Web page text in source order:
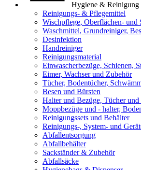
Hygiene & Reinigung
Reinigungs- & Pflegemittel
Wischpflege, Oberflächen- und
Waschmittel, Grundreiniger,
Desinfektion
Handreiniger
Reinigungsmaterial
Einwascherbezüge, Schienen,
Eimer, Wachser und Zubehör
Tücher, Bodentücher,
Besen und Bürsten
Halter und Bezüge, Tücher und
Moppbezüge und - halter,
Reinigungssets und Behälter
Reinigungs-, System- und
Abfallentsorgung
Abfallbehälter
Sackständer & Zubehör
Abfallsäcke